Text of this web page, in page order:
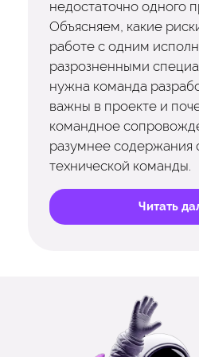
недостаточно одного
Объясняем, какие
работе с одним
разрозненными
нужна команда
важны в проекте и
командное
разумнее содержания
технической команды.
Читать